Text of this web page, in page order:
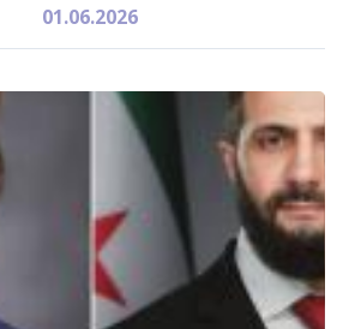
01.06.2026